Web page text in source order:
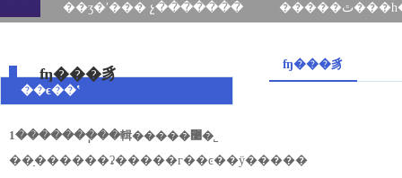
��ʒ�ʹ��� չ�������
ʩ���豸
��ϵ��ʽ
1�������ֽ��輯�����޹�˾
��ַ������ʡ�����г��ͼ��ÿ�����
ʩ���豸